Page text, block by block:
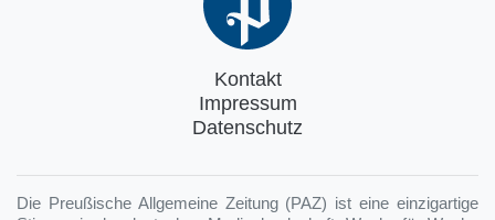
Kontakt
Impressum
Datenschutz
Die Preußische Allgemeine Zeitung (PAZ) ist eine einzigartige